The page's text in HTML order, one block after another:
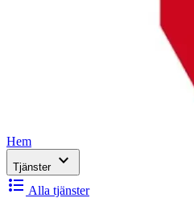
Hem
Tjänster expand_more
format_list_bulleted Alla tjänster